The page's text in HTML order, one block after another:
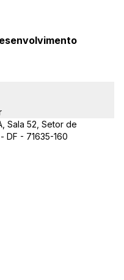
Sala 52, Setor de
DF - 71635-160